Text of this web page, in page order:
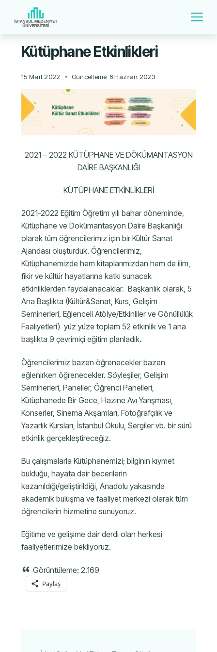
Kütüphane Etkinlikleri
15 Mart 2022 Güncelleme 6 Haziran 2023
2021 – 2022 KÜTÜPHANE VE DÖKÜMANTASYON
DAİRE BAŞKANLIĞI
KÜTÜPHANE ETKİNLİKLERİ
2021-2022 Eğitim Öğretim yılı bahar döneminde,
Kütüphane ve Dokümantasyon Daire Başkanlığı
olarak tüm öğrencilerimiz için bir Kültür Sanat
Ajandası oluşturduk. Öğrencilerimiz,
Kütüphanemizde hem kitaplarımızdan hem de ilim,
fikir ve kültür hayatlarına katkı sunacak
etkinliklerden faydalanacaklar. Başkanlık olarak, 5
Ana Başlıkta (Kültür&Sanat, Kurs, Gelişim
Seminerleri, Eğlenceli Atölye/Etkinliler ve Gönüllülük
Faaliyetleri) yüz yüze toplam 52 etkinlik ve 1 ana
başlıkta 9 çevrimiçi eğitim planladık.
Öğrencilerimiz bazen öğrenecekler bazen
eğlenirken öğrenecekler. Söyleşiler, Gelişim
Seminerleri, Paneller, Öğrenci Panelleri,
Kütüphanede Bir Gece, Hazine Avı Yarışması,
Konserler, Sinema Akşamları, Fotoğrafçılık ve
Yazarlık Kursları, İstanbul Okulu, Sergiler vb. bir sürü
etkinlik gerçekleştireceğiz.
Bu çalışmalarla Kütüphanemizi; bilginin kıymet
bulduğu, hayata dair becerilerin
kazanıldığı/geliştirildiği, Anadolu yakasında
akademik buluşma ve faaliyet merkezi olarak tüm
öğrencilerin hizmetine sunuyoruz.
Eğitime ve gelişime dair derdi olan herkesi
faaliyetlerimize bekliyoruz.
Görüntüleme: 2.169
Paylaş